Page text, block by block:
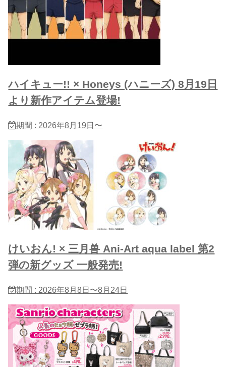
ハイキュー!! × Honeys (ハニーズ) 8月19日
より新作アイテム登場!
期間 : 2026年8月19日〜
けいおん! × 三月兽 Ani-Art aqua label 第2
弾の新グッズ 一般発売!
期間 : 2026年8月8日〜8月24日